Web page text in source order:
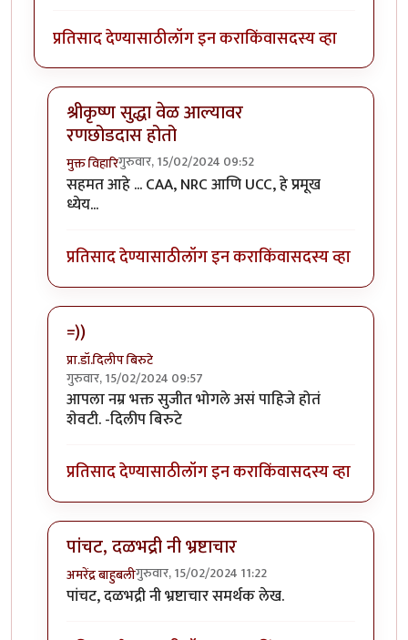
प्रतिसाद देण्यासाठीलॉग इन कराकिंवासदस्य व्हा
श्रीकृष्ण सुद्धा वेळ आल्यावर
रणछोडदास होतो
मुक्त विहारिगुरुवार, 15/02/2024 09:52
In reply toहा .... हा .... हा .... !byचौथा कोनाडा
सहमत आहे ... CAA, NRC आणि UCC, हे प्रमूख
ध्येय...
प्रतिसाद देण्यासाठीलॉग इन कराकिंवासदस्य व्हा
=))
प्रा.डॉ.दिलीप बिरुटे
गुरुवार, 15/02/2024 09:57
In reply toहा .... हा .... हा .... !byचौथा कोनाडा
आपला नम्र भक्त सुजीत भोगले असं पाहिजे होतं
शेवटी. -दिलीप बिरुटे
प्रतिसाद देण्यासाठीलॉग इन कराकिंवासदस्य व्हा
पांचट, दळभद्री नी भ्रष्टाचार
अमरेंद्र बाहुबलीगुरुवार, 15/02/2024 11:22
In reply toहा .... हा .... हा .... !byचौथा कोनाडा
पांचट, दळभद्री नी भ्रष्टाचार समर्थक लेख.